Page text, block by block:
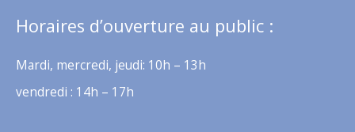
Horaires d’ouverture au public :
Mardi, mercredi, jeudi: 10h – 13h
vendredi : 14h – 17h